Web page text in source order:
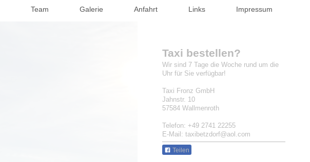
Team Galerie Anfahrt Links Impressum
Taxi bestellen?
Wir sind 7 Tage die Woche rund um die
Uhr für Sie verfügbar!
Taxi Fronz GmbH
Jahnstr. 10
57584 Wallmenroth
Telefon: +49 2741 22255
E-Mail: taxibetzdorf@aol.com
Teilen